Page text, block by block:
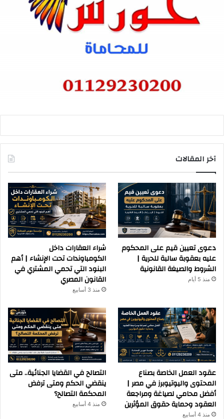
آخر المقالات
دعوى تعيين قيم على المحكوم
عليه بعقوبة سالبة للحرية |
الشروط والصيغة القانونية
منذ 5 أيام
شراء العقارات داخل
الكومباوندات تحت الإنشاء | أهم
البنود التي تحمي المشتري في
القانون المصري
منذ 3 أسابيع
عقود العمل الخاصة بصناع
المحتوى واليوتيوبرز في مصر |
أفضل محامي لصياغة ومراجعة
العقود وحماية حقوق المؤثرين
منذ 4 أسابيع
التصالح في القضايا الجنائية.. متى
ينقضي الحكم ومتى ترفض
المحكمة التصالح؟
منذ 4 أسابيع